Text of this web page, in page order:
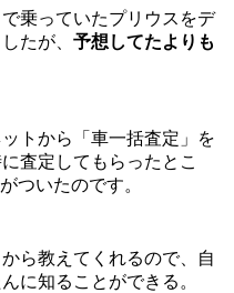
乗っていたプリウスをデ
たが、 予想してたよりも
トから「車一括査定」を
査定してもらったとこ
ついたのです。
から教えてくれるので、自
に知ることができる。